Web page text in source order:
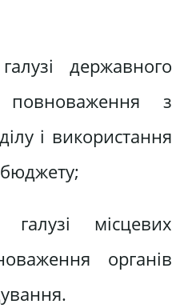
державного
з
і використання
місцевих
органів